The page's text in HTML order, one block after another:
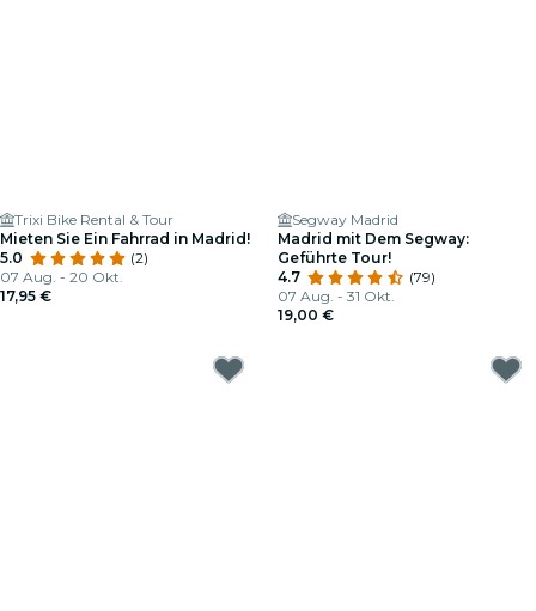
Trixi Bike Rental & Tour
Mieten Sie Ein Fahrrad in Madrid!
5.0
(2)
07 Aug. - 20 Okt.
17,95 €
Segway Madrid
Madrid mit Dem Segway:
Geführte Tour!
4.7
(79)
07 Aug. - 31 Okt.
19,00 €